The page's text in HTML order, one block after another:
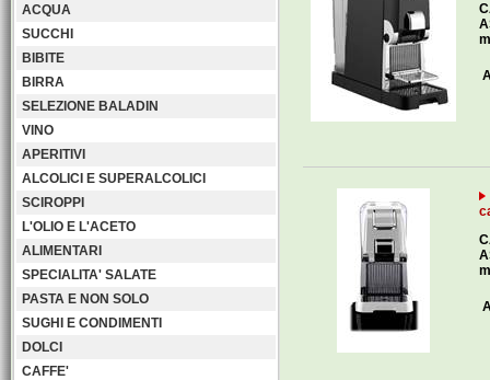
ACQUA
SUCCHI
BIBITE
BIRRA
SELEZIONE BALADIN
VINO
APERITIVI
ALCOLICI E SUPERALCOLICI
SCIROPPI
L'OLIO E L'ACETO
ALIMENTARI
SPECIALITA' SALATE
PASTA E NON SOLO
SUGHI E CONDIMENTI
DOLCI
CAFFE'